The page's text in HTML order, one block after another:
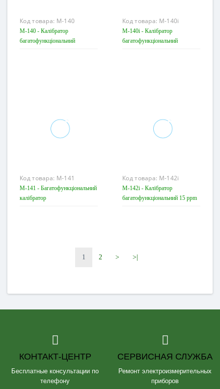
Код товара: M-140
M-140 - Калібратор
багатофункціональний
Код товара: M-140i
M-140i - Калібратор
багатофункціональний
Код товара: M-141
M-141 - Багатофункціональний
калібратор
Код товара: M-142i
M-142i - Калібратор
багатофункціональний 15 ppm
1 2 > >|
КОНТАКТ-ЦЕНТР
Бесплатные консультации по
телефону
СЕРВИСНАЯ СЛУЖБА
Ремонт электроизмерительных
приборов